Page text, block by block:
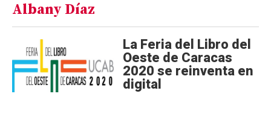
Albany Díaz
La Feria del Libro del
Oeste de Caracas
2020 se reinventa en
digital